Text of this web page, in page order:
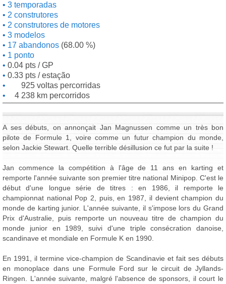
3 temporadas
2 construtores
2 construtores de motores
3 modelos
17 abandonos (68.00 %)
1 ponto
0.04 pts / GP
0.33 pts / estação
925 voltas percorridas
4 238 km percorridos
A ses débuts, on annonçait Jan Magnussen comme un très bon
pilote de Formule 1, voire comme un futur champion du monde,
selon Jackie Stewart. Quelle terrible désillusion ce fut par la suite !
Jan commence la compétition à l'âge de 11 ans en karting et
remporte l'année suivante son premier titre national Minipop. C'est le
début d'une longue série de titres : en 1986, il remporte le
championnat national Pop 2, puis, en 1987, il devient champion du
monde de karting junior. L'année suivante, il s'impose lors du Grand
Prix d'Australie, puis remporte un nouveau titre de champion du
monde junior en 1989, suivi d'une triple consécration danoise,
scandinave et mondiale en Formule K en 1990.
En 1991, il termine vice-champion de Scandinavie et fait ses débuts
en monoplace dans une Formule Ford sur le circuit de Jyllands-
Ringen. L'année suivante, malgré l'absence de sponsors, il court le